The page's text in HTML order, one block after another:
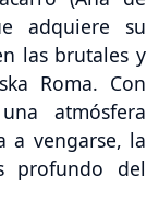
adquiere su
las brutales y
Roma. Con
atmósfera
a vengarse, la
profundo del